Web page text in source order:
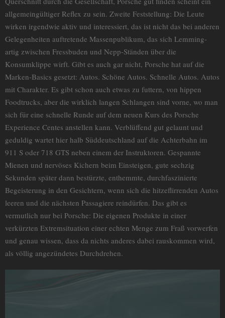
allgemeingültiger Reflex zu sein. Zweite Feststellung: Die Leute
wirken irgendwie aktiv und interessiert, das ist nicht das bei anderen
Gelegenheiten auftretende Massenpublikum, das sich Lemming-
artig zwischen Fressbuden und Nepp-Ständen über die
Konsumklippe wirft. Gibt es auch gar nicht, Porsche hat auf die
Marken-Basics gesetzt: Autos. Schöne Autos. Schnelle Autos. Autos
mit Charakter. Es gibt schon auch etwas zu futtern, von hippen
Foodtrucks, aber die wirklich langen Schlangen sind vorne, wo man
sich für eine schnelle Runde auf dem neuen Kurs des Porsche
Experience Centes anstellen kann. Verblüffend gut gelaunt und
geduldig wartet hier halb Süddeutschland auf die Achterbahn im
911 S oder 718 GTS neben einem der Instruktoren. Gespannte
Mienen und nervöses Kichern beim Einsteigen, gute sechzig
Sekunden später dann bestürzte, enthemmte, durchfaszinierte
Begeisterung in den Gesichtern, wenn sich die hitzeflirrenden Autos
leeren und die nächsten Passagiere reindürfen. Das gibt es
vermutlich nur bei Porsche: Die eigenen Produkte in einer
verkürzten Extremsituation einer echten Menge zum Fraß vorwerfen
und genau wissen, dass da nichts anderes dabei rauskommen wird,
als völlig angezündetes Durchdrehen.